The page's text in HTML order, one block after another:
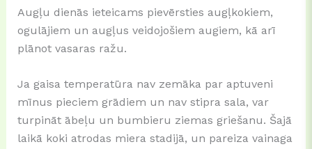
Augļu dienās ieteicams pievērsties augļkokiem,
ogulājiem un augļus veidojošiem augiem, kā arī
plānot vasaras ražu.
Ja gaisa temperatūra nav zemāka par aptuveni
mīnus pieciem grādiem un nav stipra sala, var
turpināt ābeļu un bumbieru ziemas griešanu. Šajā
laikā koki atrodas miera stadijā, un pareiza vainaga